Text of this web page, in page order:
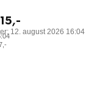
12. august 2026 16:04
15,-
,-